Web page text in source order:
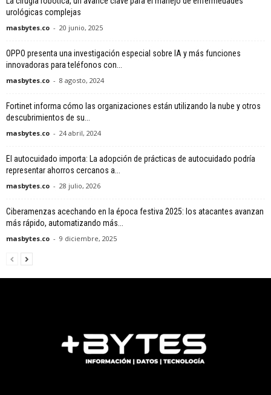
urológicas complejas
masbytes.co - 20 junio, 2025
OPPO presenta una investigación especial sobre IA y más funciones
innovadoras para teléfonos con...
masbytes.co - 8 agosto, 2024
Fortinet informa cómo las organizaciones están utilizando la nube y otros
descubrimientos de su...
masbytes.co - 24 abril, 2024
El autocuidado importa: La adopción de prácticas de autocuidado podría
representar ahorros cercanos a...
masbytes.co - 28 julio, 2026
Ciberamenzas acechando en la época festiva 2025: los atacantes avanzan
más rápido, automatizando más...
masbytes.co - 9 diciembre, 2025